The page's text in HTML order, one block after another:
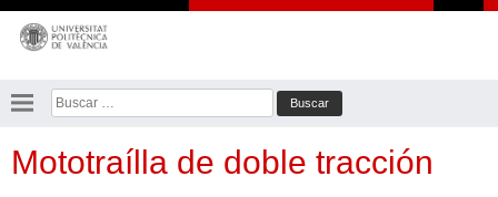
Saltar
contenido
Buscar:
Mototraílla de doble tracción